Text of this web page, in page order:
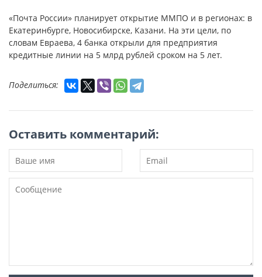
«Почта России» планирует открытие ММПО и в регионах: в
Екатеринбурге, Новосибирске, Казани. На эти цели, по
словам Евраева, 4 банка открыли для предприятия
кредитные линии на 5 млрд рублей сроком на 5 лет.
Поделиться:
Оставить комментарий: